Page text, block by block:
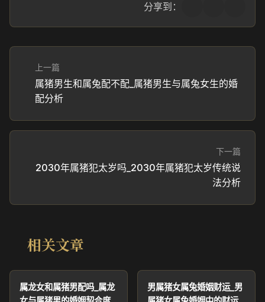
分享到：
上一篇
属猪男生和属兔配不配_属猪男生与属兔女生的婚
配分析
下一篇
2030年属猪犯太岁吗_2030年属猪犯太岁传统说
法分析
相关文章
属龙女和属猪男配吗_属龙
男属猪女属兔婚姻财运_男